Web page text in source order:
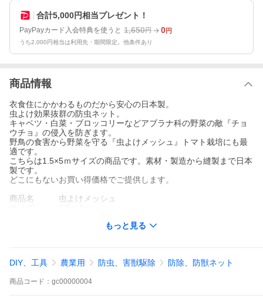
合計5,000円相当プレゼント！
PayPayカード入会特典を使うと 1,650円 0円
うち2,000円相当は利用先・期間限定。他条件あり
商品情報
衣食住にかかわるものだから安心の日本製。
虫よけ効果抜群の防虫ネット。
キャベツ・白菜・ブロッコリーなどアブラナ科の野菜の敵『チョ
ウチョ』の侵入を防ぎます。
野鳥の食害から野菜を守る『虫よけメッシュ』トマト栽培にも最
適です。
こちらは1.5×5ｍサイズの商品です。素材・製造から縫製まで日本
製です。
どこにもないお買い得価格でご提供します。
商品名 虫よけメッシュ
特 色 日本製
もっと見る
DIY、工具 農業用 防虫、害獣駆除 防除、防獣ネット
商品 コード： gc00000004